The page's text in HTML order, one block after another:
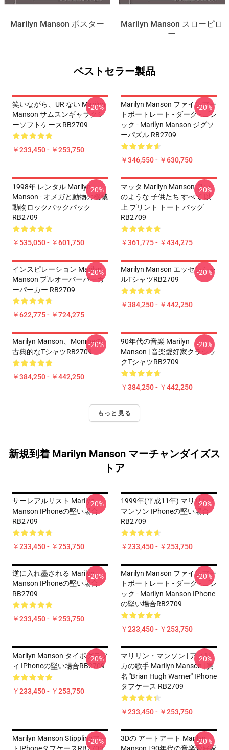
Marilyn Manson ポスター
Marilyn Manson スローピロ
ー
ベストセラー製品
笑いながら、UR ない Marilyn
Manson サムスンギャラクシ
ーソフトケースRB2709
￥233,450 - ￥253,750
-20%
Marilyn Manson ファインアー
トポートレート - ダーク - ゴシ
ック - Marilyn Manson ジグソ
ーパズル RB2709
￥346,550 - ￥630,750
-20%
1998年 レンタル Marilyn
Manson - オメガと動物の機械
動物ロックバックパック
RB2709
￥535,050 - ￥601,750
-20%
マッタ Marilyn Manson 臭い
のような 子供たち すべて 以
上 プリント トート バッグ
RB2709
￥361,775 - ￥434,275
-20%
インスピレーション Marilyn
Manson プルオーバーパーカ
ーパーカー RB2709
￥622,775 - ￥724,275
-20%
Marilyn Manson エッセンシャ
ルTシャツRB2709
￥384,250 - ￥442,250
-20%
Marilyn Manson、Monroeの
古典的なTシャツRB2709
￥384,250 - ￥442,250
-20%
90年代の音楽 Marilyn
Manson | 音楽愛好家クラシッ
クTシャツRB2709
￥384,250 - ￥442,250
-20%
もっと見る
新規到着 Marilyn Manson マーチャンダイズス
トア
サーレアルリスト Marilyn
Manson IPhoneの堅い場合
RB2709
￥233,450 - ￥253,750
-20%
1999年(平成11年) マリリン・
マンソン IPhoneの堅い場合
RB2709
￥233,450 - ￥253,750
-20%
逆に入れ墨される Marilyn
Manson IPhoneの堅い場合
RB2709
￥233,450 - ￥253,750
-20%
Marilyn Manson ファインアー
トポートレート - ダーク - ゴシ
ック - Marilyn Manson IPhone
の堅い場合RB2709
￥233,450 - ￥253,750
-20%
Marilyn Manson タイポグラフ
ィ IPhoneの堅い場合RB2709
￥233,450 - ￥253,750
-20%
マリリン・マンソン | アメリ
カの歌手 Marilyn Manson | 実
名 ''Brian Hugh Warner'' IPhone
タフケース RB2709
￥233,450 - ￥253,750
-20%
Marilyn Manson Stipplingアー
-20%
3Dの アートアート Marilyn
-20%